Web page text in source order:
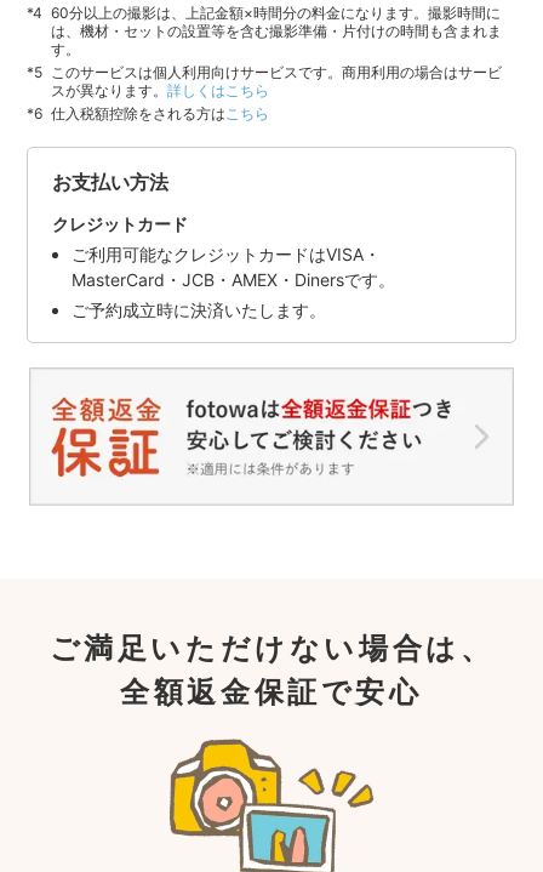
60分以上の撮影は、上記金額×時間分の料金になります。撮影時間に
は、機材・セットの設置等を含む撮影準備・片付けの時間も含まれま
す。
このサービスは個人利用向けサービスです。商用利用の場合はサービ
スが異なります。詳しくはこちら
仕入税額控除をされる方は こちら
お支払い方法
クレジットカード
ご利用可能なクレジットカードはVISA・
MasterCard・JCB・AMEX・Dinersです。
ご予約成立時に決済いたします。
ご満足いただけない場合は、
全額返金保証で安心